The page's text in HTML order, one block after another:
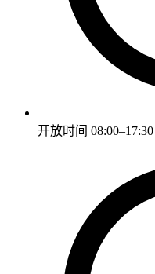
开放时间 08:00–17:30